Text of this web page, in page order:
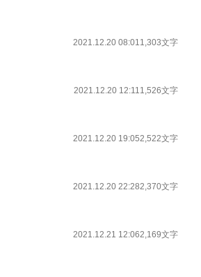
2021.12.20 08:011,303文字
2021.12.20 12:111,526文字
2021.12.20 19:052,522文字
2021.12.20 22:282,370文字
2021.12.21 12:062,169文字